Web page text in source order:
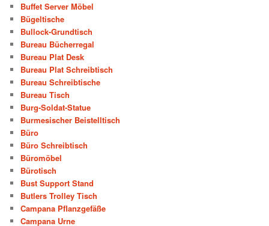
Buffet Server Möbel
Bügeltische
Bullock-Grundtisch
Bureau Bücherregal
Bureau Plat Desk
Bureau Plat Schreibtisch
Bureau Schreibtische
Bureau Tisch
Burg-Soldat-Statue
Burmesischer Beistelltisch
Büro
Büro Schreibtisch
Büromöbel
Bürotisch
Bust Support Stand
Butlers Trolley Tisch
Campana Pflanzgefäße
Campana Urne